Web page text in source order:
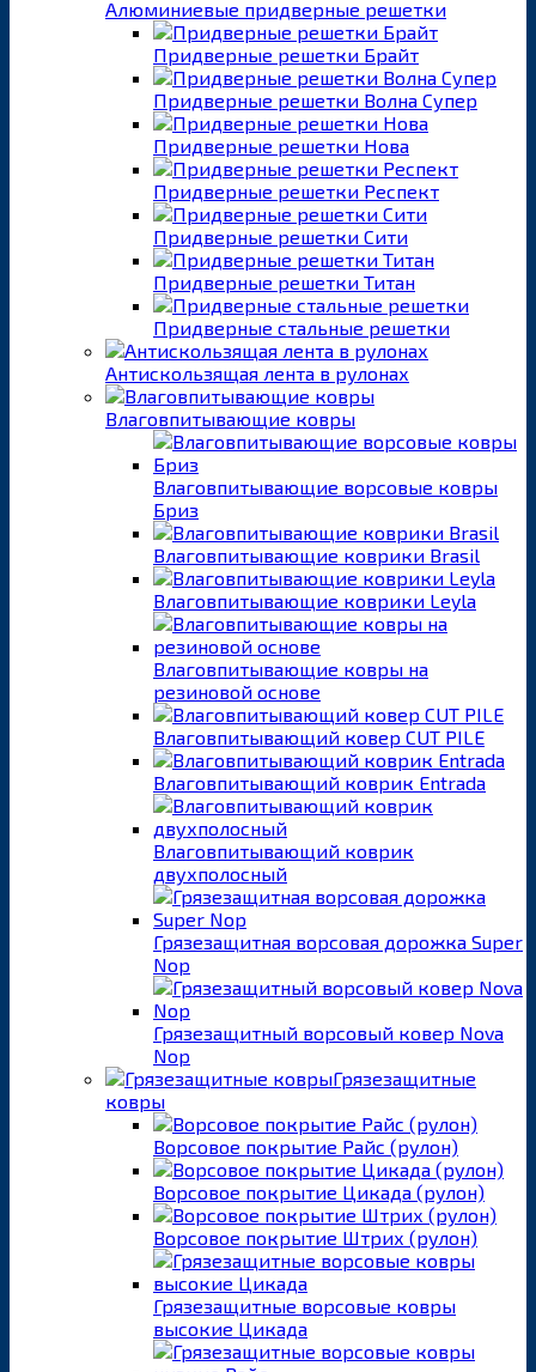
Алюминиевые придверные решетки
Придверные решетки Брайт
Придверные решетки Волна Супер
Придверные решетки Нова
Придверные решетки Респект
Придверные решетки Сити
Придверные решетки Титан
Придверные стальные решетки
Антискользящая лента в рулонах
Влаговпитывающие ковры
Влаговпитывающие ворсовые ковры
Бриз
Влаговпитывающие коврики Brasil
Влаговпитывающие коврики Leyla
Влаговпитывающие ковры на
резиновой основе
Влаговпитывающий ковер CUT PILE
Влаговпитывающий коврик Entrada
Влаговпитывающий коврик
двухполосный
Грязезащитная ворсовая дорожка Super
Nop
Грязезащитный ворсовый ковер Nova
Nop
Грязезащитные
ковры
Ворсовое покрытие Райс (рулон)
Ворсовое покрытие Цикада (рулон)
Ворсовое покрытие Штрих (рулон)
Грязезащитные ворсовые ковры
высокие Цикада